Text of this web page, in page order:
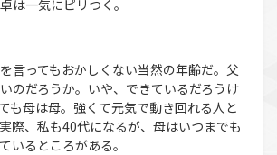
は一気にピリつく。
言ってもおかしくない当然の年齢だ。父
のだろうか。いや、できているだろうけ
も母は母。強くて元気で動き回れる人と
際、私も40代になるが、母はいつまでも
いるところがある。